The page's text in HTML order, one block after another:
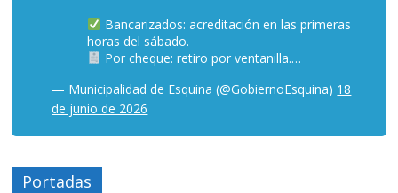
Bancarizados: acreditación en las primeras
horas del sábado.
Por cheque: retiro por ventanilla.…
— Municipalidad de Esquina (@GobiernoEsquina) 18
de junio de 2026
Portadas